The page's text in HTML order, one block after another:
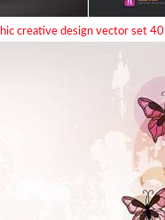
creative design vector set 40